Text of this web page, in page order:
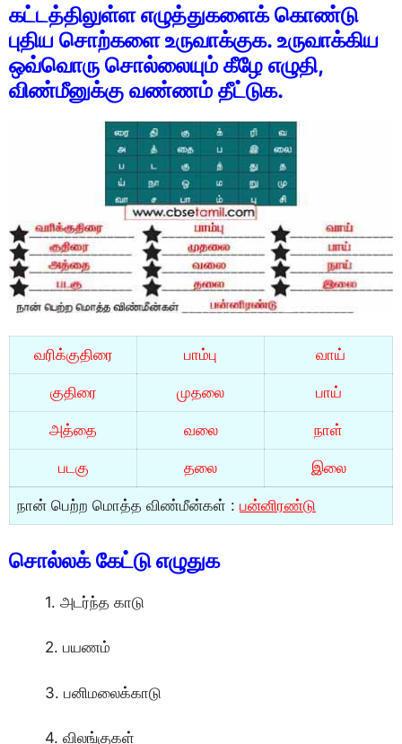
கட்டத்திலுள்ள எழுத்துகளைக் கொண்டு
புதிய சொற்களை உருவாக்குக. உருவாக்கிய
ஒவ்வொரு சொல்லையும் கீழே எழுதி,
விண்மீனுக்கு வண்ணம் தீட்டுக.
வரிக்குதிரை பாம்பு வாய்
குதிரை முதலை பாய்
அத்தை வலை நாள்
படகு தலை இலை
நான் பெற்ற மொத்த விண்மீன்கள் : பன்னிரண்டு
சொல்லக் கேட்டு எழுதுக
1. அடர்ந்த காடு
2. பயணம்
3. பனிமலைக்காடு
4. விலங்குகள்